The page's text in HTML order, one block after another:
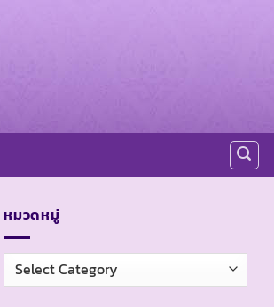
หมวดหมู่
หมวด
หมู่